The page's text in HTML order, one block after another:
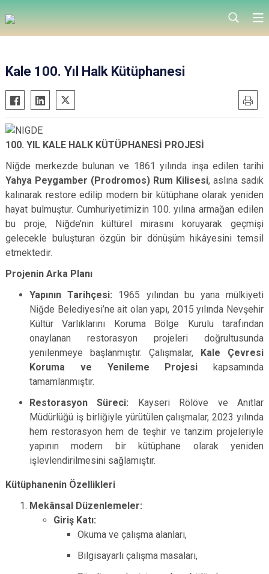
Kale 100. Yıl Halk Kütüphanesi
100. YIL KALE HALK KÜTÜPHANESİ PROJESİ
Niğde merkezde bulunan ve 1861 yılında inşa edilen tarihi
Yahya Peygamber (Prodromos) Rum Kilisesi, aslına sadık
kalınarak restore edilip modern bir kütüphane olarak yeniden
hayat bulmuştur. Cumhuriyetimizin 100. yılına armağan edilen
bu proje, Niğde’nin kültürel mirasını koruyarak geçmişi
gelecekle buluşturan özgün bir dönüşüm hikâyesini temsil
etmektedir.
Projenin Arka Planı
Yapının Tarihçesi: 1965 yılından bu yana mülkiyeti
Niğde Belediyesi’ne ait olan yapı, 2015 yılında Nevşehir
Kültür Varlıklarını Koruma Bölge Kurulu tarafından
onaylanan restorasyon projeleri doğrultusunda
yenilenmeye başlanmıştır. Çalışmalar, Kale Çevresi
Koruma ve Yenileme Projesi kapsamında
tamamlanmıştır.
Restorasyon Süreci: Kayseri Rölöve ve Anıtlar
Müdürlüğü iş birliğiyle yürütülen çalışmalar, 2023 yılında
hem restorasyon hem de teşhir ve tanzim projeleriyle
yapının modern bir kütüphane olarak yeniden
işlevlendirilmesini sağlamıştır.
Kütüphanenin Özellikleri
Mekânsal Düzenlemeler:
Giriş Katı:
Okuma ve çalışma alanları,
Bilgisayarlı çalışma masaları,